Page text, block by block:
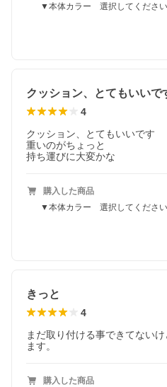
▼本体カラー 選択してください
4
クッション、とてもいいです
重いのがちょっと
購入した商品
▼本体カラー 選択してください
きっと
4
まだ取り付ける事できてない
ます。
購入した商品